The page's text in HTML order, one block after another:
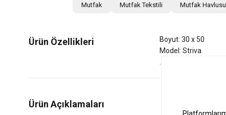
Mutfak Mutfak Tekstili Mutfak Havlusu
Ürün Özellikleri
Boyut: 30 x 50
Model: Striva
Ürün Açıklamaları